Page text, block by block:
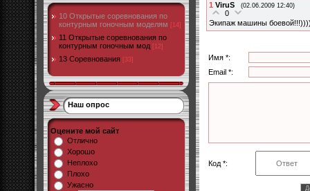
10 Открытые соревнования по
контурным гоночным моделям
[14]
11 Открытые соревнования по
контурным гоночным мод
[12]
13 Соревнования [33]
Наш опрос
Оцените мой сайт
Отлично
Хорошо
Неплохо
Плохо
Ужасно
1 ViruS (02.06.2009 12:40)
0
Экипаж машины
Имя *:
Email *:
Код *: